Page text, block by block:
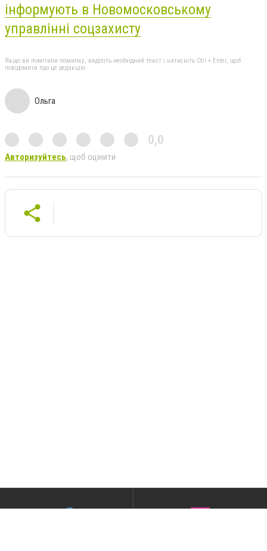
інформують в Новомосковському
управлінні соцзахисту
Якщо ви помітили помилку, виділіть необхідний текст і натисніть Ctrl + Enter, щоб
повідомити про це редакцію
Ольга
0,0
Авторизуйтесь, щоб оцінити